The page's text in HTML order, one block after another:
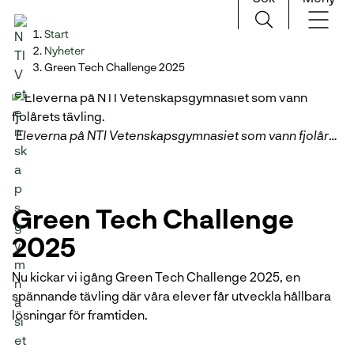
Huvudnavigation
Start
Nyheter
Green Tech Challenge 2025
Eleverna på NTI Vetenskapsgymnasiet som vann fjolårets tävling.
Green Tech Challenge
2025
Nu kickar vi igång Green Tech Challenge 2025, en
spännande tävling där våra elever får utveckla hållbara
lösningar för framtiden.